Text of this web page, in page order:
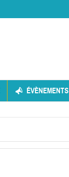
ÉVÈNEMENTS